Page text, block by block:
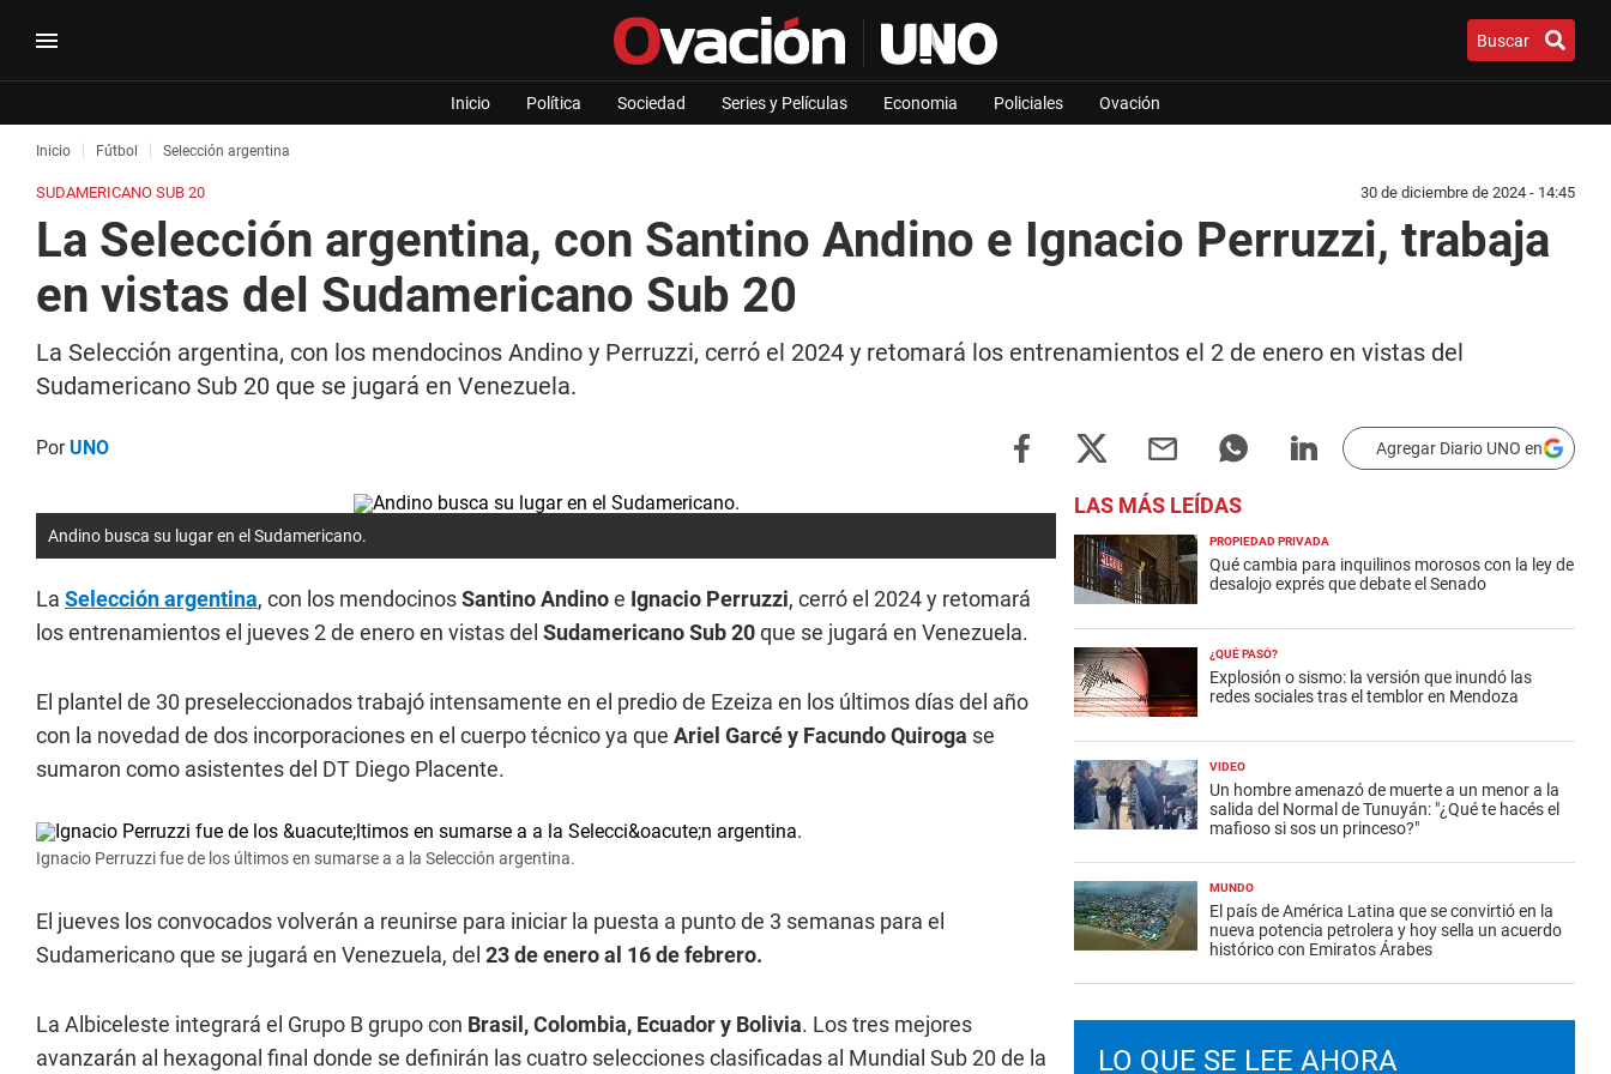
Buscar
Inicio Política Sociedad Series y Películas Economia Policiales Ovación
Inicio Fútbol Selección argentina
SUDAMERICANO SUB 20 30 de diciembre de 2024 - 14:45
La Selección argentina, con Santino Andino e Ignacio Perruzzi, trabaja
en vistas del Sudamericano Sub 20
La Selección argentina, con los mendocinos Andino y Perruzzi, cerró el 2024 y retomará los entrenamientos el 2 de enero en vistas del
Sudamericano Sub 20 que se jugará en Venezuela.
PorUNO Agregar Diario UNO en
Andino busca su lugar en el Sudamericano.
La Selección argentina, con los mendocinosSantino Andinoe Ignacio Perruzzi, cerró el 2024 y retomará
los entrenamientos el jueves 2 de enero en vistas del Sudamericano Sub 20que se jugará en Venezuela.
El plantel de 30 preseleccionados trabajó intensamente en el predio de Ezeiza en los últimos días del año
con la novedad de dos incorporaciones en el cuerpo técnico ya que Ariel Garcé y Facundo Quiroga se
sumaron como asistentes del DT Diego Placente.
Ignacio Perruzzi fue de los últimos en sumarse a a la Selección argentina.
El jueves los convocados volverán a reunirse para iniciar la puesta a punto de 3 semanas para el
Sudamericano que se jugará en Venezuela, del 23 de enero al 16 de febrero.
La Albiceleste integrará el Grupo B grupo con Brasil, Colombia, Ecuador y Bolivia. Los tres mejores
avanzarán al hexagonal final donde se definirán las cuatro selecciones clasificadas al Mundial Sub 20 de la
LAS MÁS LEÍDAS
PROPIEDAD PRIVADA
Qué cambia para inquilinos morosos con la ley de
desalojo exprés que debate el Senado
¿QUÉ PASÓ?
Explosión o sismo: la versión que inundó las
redes sociales tras el temblor en Mendoza
VIDEO
Un hombre amenazó de muerte a un menor a la
salida del Normal de Tunuyán: "¿Qué te hacés el
mafioso si sos un princeso?"
MUNDO
El país de América Latina que se convirtió en la
nueva potencia petrolera y hoy sella un acuerdo
histórico con Emiratos Árabes
LO QUE SE LEE AHORA